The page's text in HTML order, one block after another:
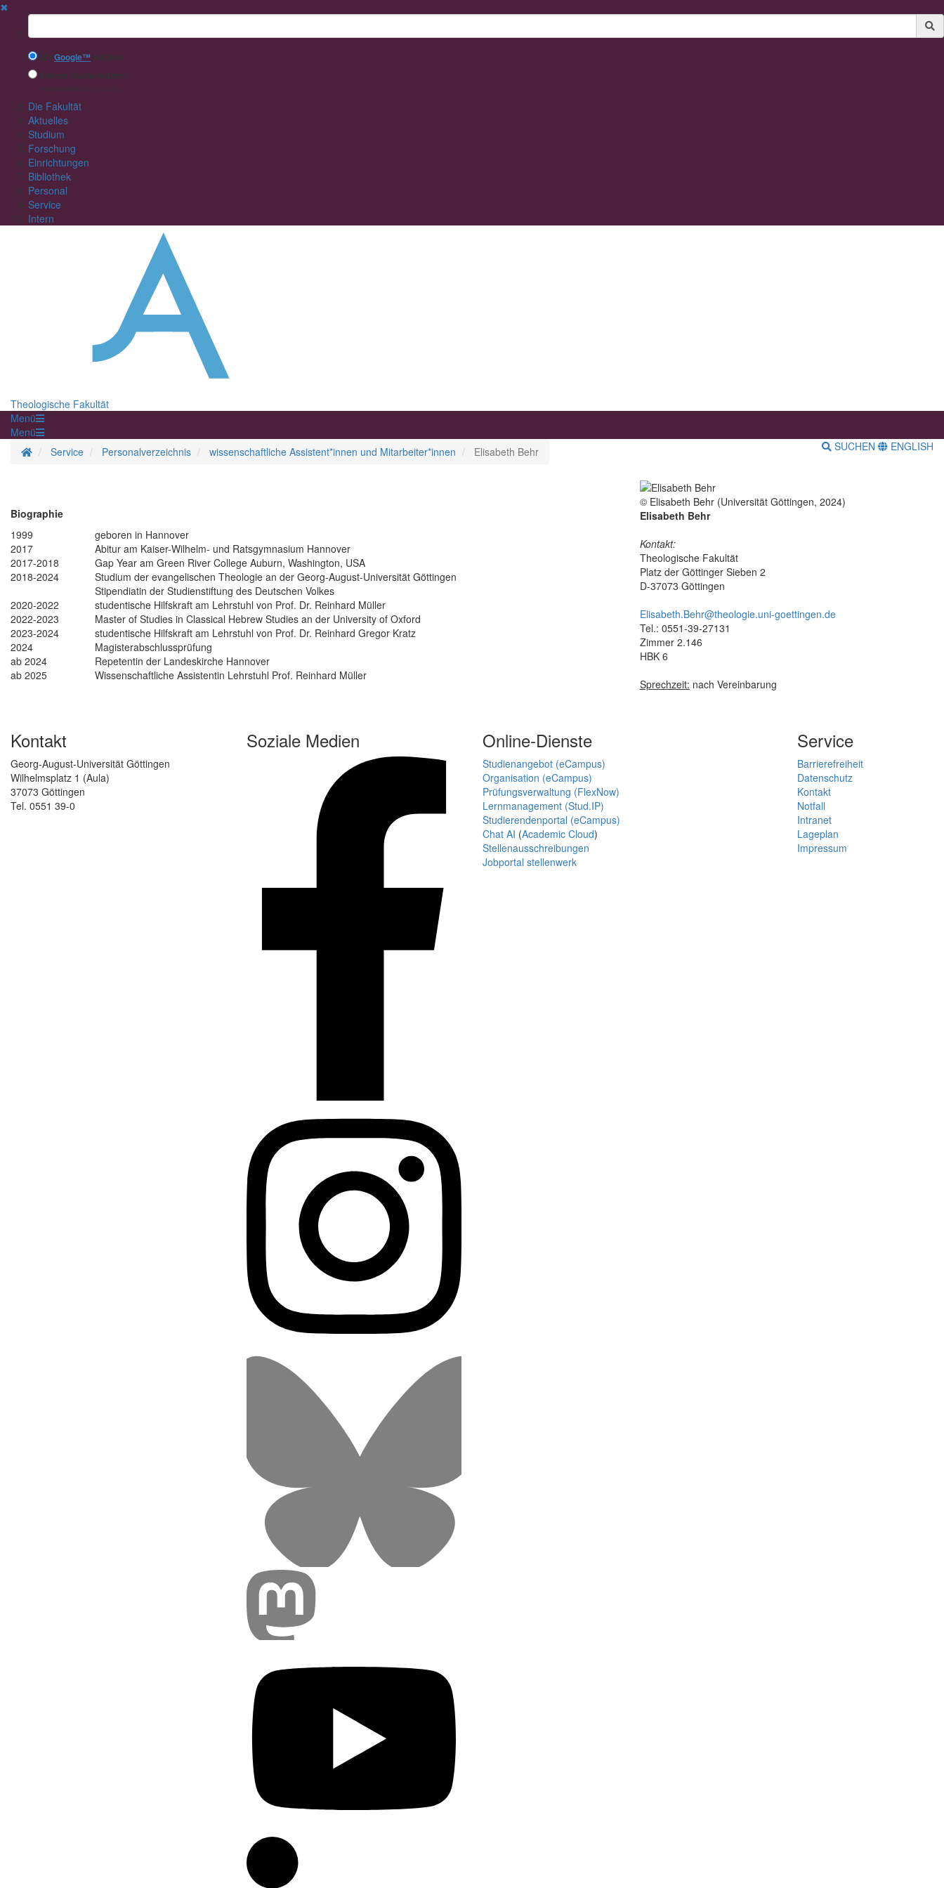
✖
Suchbegriff
Mit Google™ suchen
Interne Suche nutzen
Die Fakultät
Aktuelles
Studium
Forschung
Einrichtungen
Bibliothek
Personal
Service
Intern
Theologische Fakultät
Menü
Menü
Startseite
Service Personalverzeichnis wissenschaftliche Assistent*innen und Mitarbeiter*innen Elisabeth Behr SUCHEN ENGLISH
Biographie
1999
geboren in Hannover
2017
Abitur am Kaiser-Wilhelm- und Ratsgymnasium Hannover
2017-2018
Gap Year am Green River College Auburn, Washington, USA
2018-2024
Studium der evangelischen Theologie an der Georg-August-Universität Göttingen
Stipendiatin der Studienstiftung des Deutschen Volkes
2020-2022
studentische Hilfskraft am Lehrstuhl von Prof. Dr. Reinhard Müller
2022-2023
Master of Studies in Classical Hebrew Studies an der University of Oxford
2023-2024
studentische Hilfskraft am Lehrstuhl von Prof. Dr. Reinhard Gregor Kratz
2024
Magisterabschlussprüfung
ab 2024
Repetentin der Landeskirche Hannover
ab 2025
Wissenschaftliche Assistentin Lehrstuhl Prof. Reinhard Müller
© Elisabeth Behr (Universität Göttingen, 2024)
Elisabeth Behr
Kontakt:
Theologische Fakultät
Platz der Göttinger Sieben 2
D-37073 Göttingen
Elisabeth.Behr@theologie.uni-goettingen.de
Tel.: 0551-39-27131
Zimmer 2.146
HBK 6
Sprechzeit: nach Vereinbarung
Kontakt
Georg-August-Universität Göttingen
Wilhelmsplatz 1 (Aula)
37073 Göttingen
Tel. 0551 39-0
Soziale Medien Online-Dienste
Studienangebot (eCampus)
Organisation (eCampus)
Prüfungsverwaltung (FlexNow)
Lernmanagement (Stud.IP)
Studierendenportal (eCampus)
Chat AI (Academic Cloud)
Stellenausschreibungen
Jobportal stellenwerk
Service
Barrierefreiheit
Datenschutz
Kontakt
Notfall
Intranet
Lageplan
Impressum